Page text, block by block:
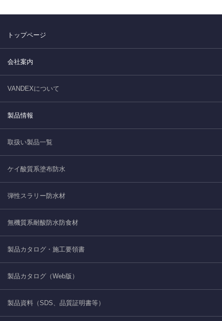
トップページ
会社案内
VANDEXについて
製品情報
取扱い製品一覧
ケイ酸質系塗布防水
弾性スラリー防水材
無機質系耐酸防水防食材
製品カタログ・施工要領書
製品カタログ（Web版）
製品資料（SDS、品質証明書等）